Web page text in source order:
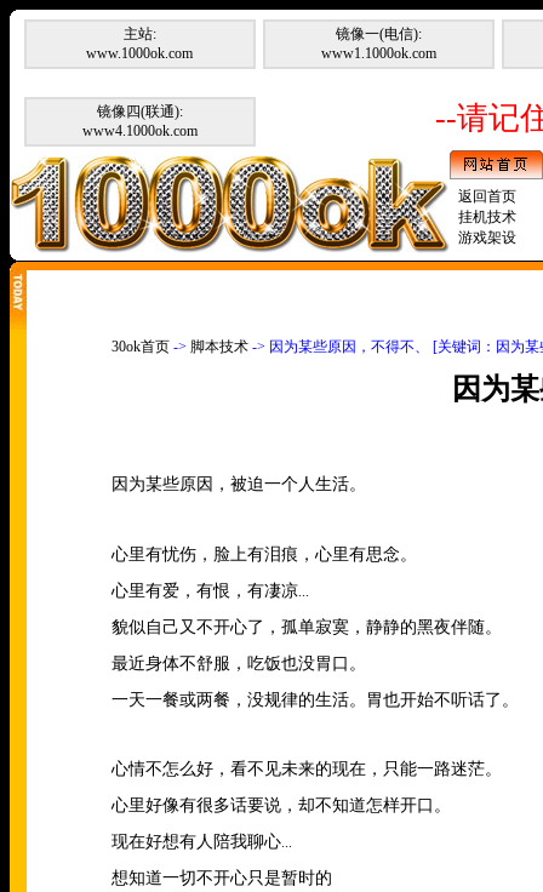
主站:
www.1000ok.com
镜像一(电信):
www1.1000ok.com
镜像四(联通):
www4.1000ok.com
--请记
返回首页
挂机技术
游戏架设
30ok首页 -> 脚本技术 -> 因为某些原因，不得不、 [关键词：因为
因为
因为某些原因，被迫一个人生活。
心里有忧伤，脸上有泪痕，心里有思念。
心里有爱，有恨，有凄凉...
貌似自己又不开心了，孤单寂寞，静静的黑夜伴随。
最近身体不舒服，吃饭也没胃口。
一天一餐或两餐，没规律的生活。胃也开始不听话了。
心情不怎么好，看不见未来的现在，只能一路迷茫。
心里好像有很多话要说，却不知道怎样开口。
现在好想有人陪我聊心...
想知道一切不开心只是暂时的